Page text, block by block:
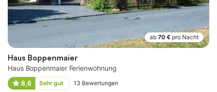
ab 70 € pro Nacht
Haus Boppenmaier
Haus Boppenmaier Ferienwohnung
8,6
Sehr gut 13 Bewertungen